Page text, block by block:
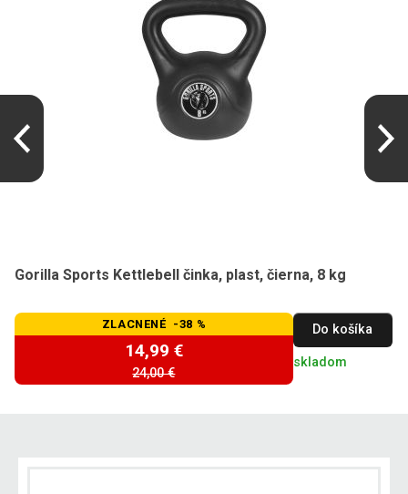
Gorilla Sports Kettlebell činka, plast, čierna, 8 kg
ZLACNENÉ -38 %
14,99 €
24,00 €
Do košíka
skladom